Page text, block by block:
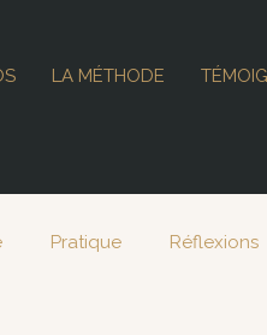
LA MÉTHODE
Pratique Réflexions